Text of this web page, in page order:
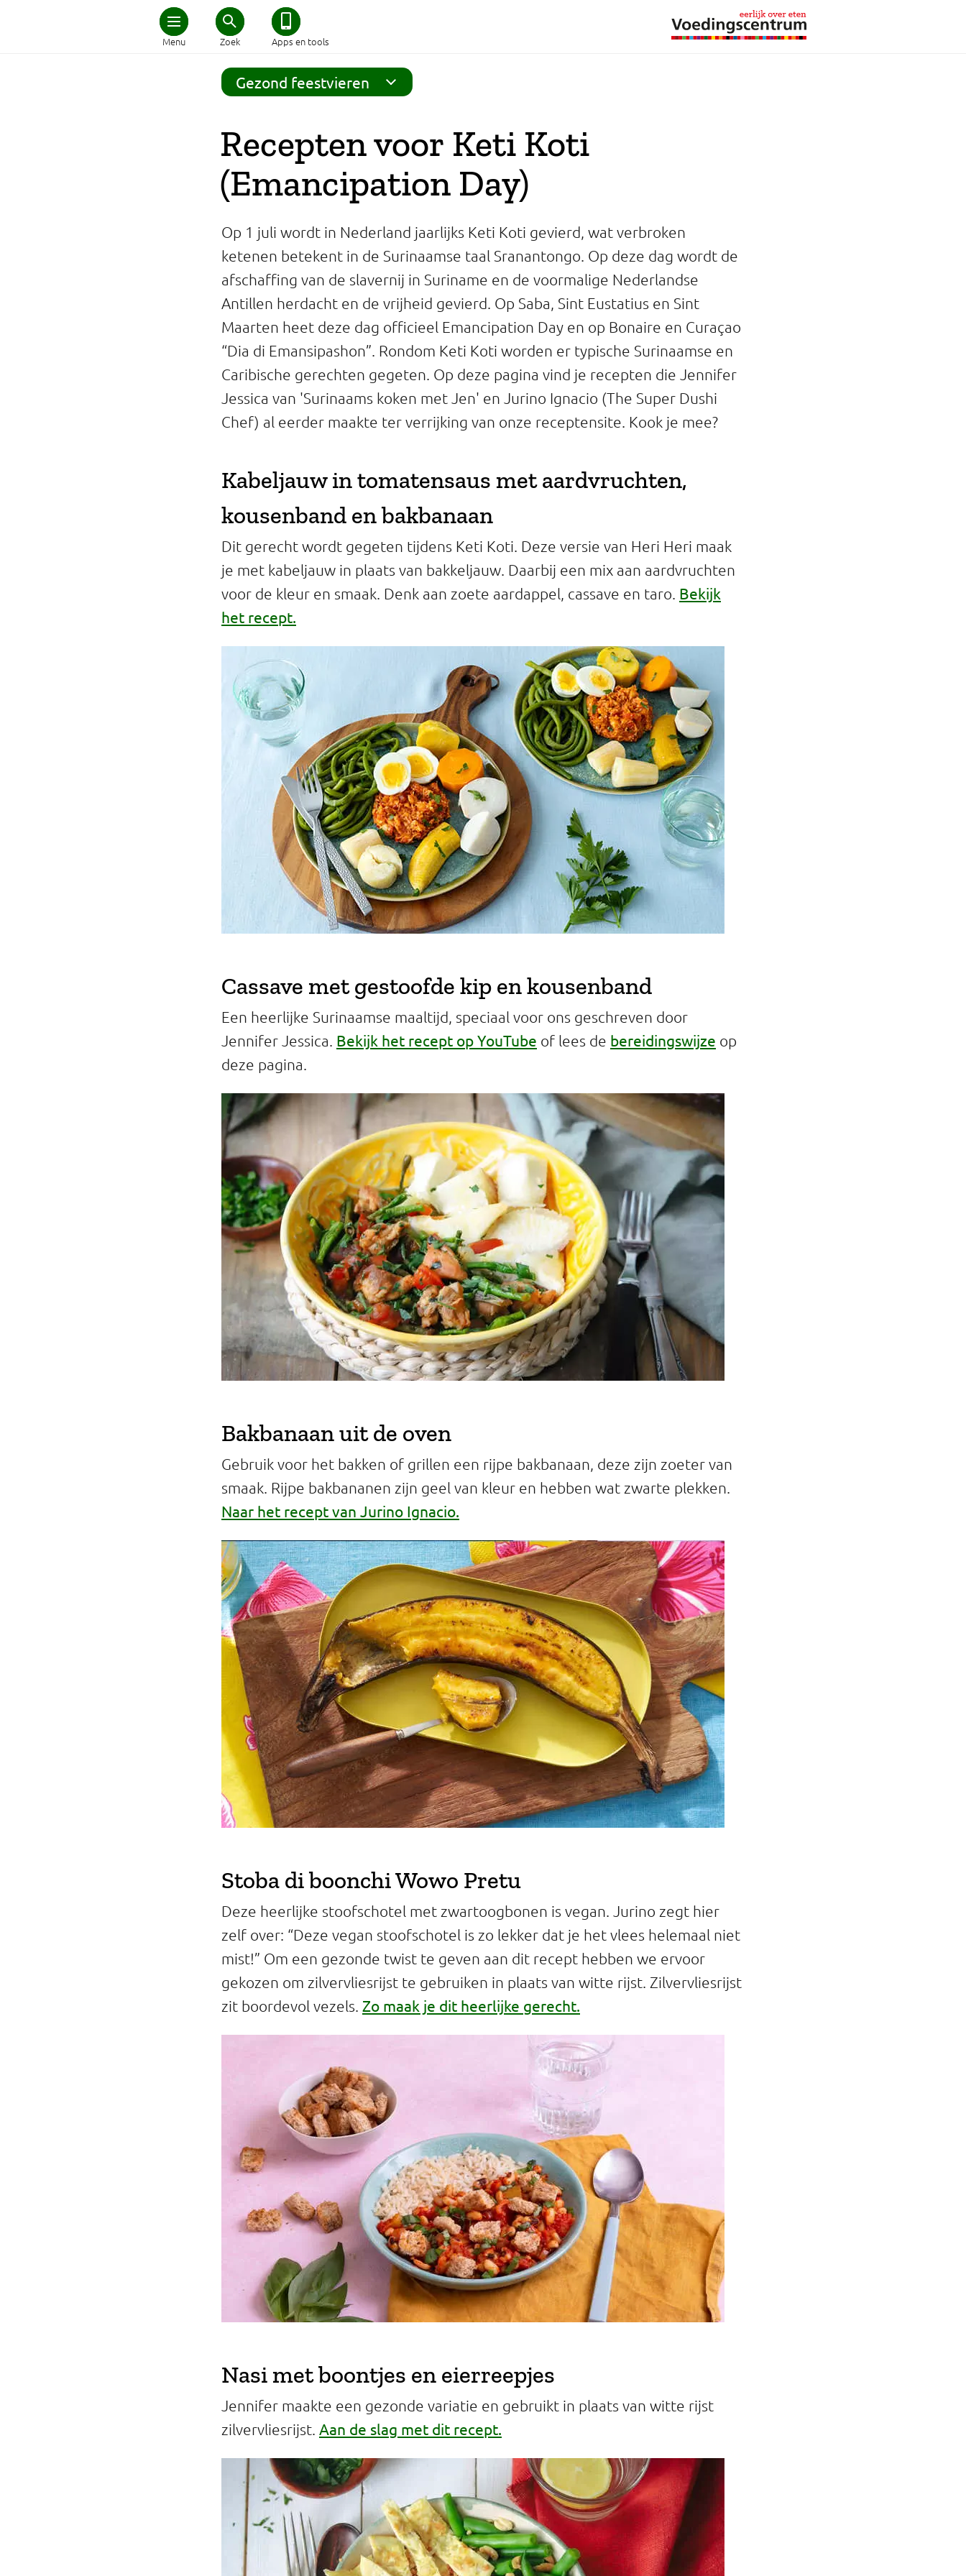
Menu Zoek Apps en tools
Home
Schijf van Vijf
Afvallen
Zwanger en kind
Duurzaam eten
Veilig eten
Professionals
Eetomgevingen
Gezond feestvieren
Recepten voor Keti Koti
(Emancipation Day)
Op 1 juli wordt in Nederland jaarlijks Keti Koti gevierd, wat verbroken
ketenen betekent in de Surinaamse taal Sranantongo. Op deze dag wordt de
afschaffing van de slavernij in Suriname en de voormalige Nederlandse
Antillen herdacht en de vrijheid gevierd. Op Saba, Sint Eustatius en Sint
Maarten heet deze dag officieel Emancipation Day en op Bonaire en Curaçao
“Dia di Emansipashon”. Rondom Keti Koti worden er typische Surinaamse en
Caribische gerechten gegeten. Op deze pagina vind je recepten die Jennifer
Jessica van 'Surinaams koken met Jen' en Jurino Ignacio (The Super Dushi
Chef) al eerder maakte ter verrijking van onze receptensite. Kook je mee?
Kabeljauw in tomatensaus met aardvruchten,
kousenband en bakbanaan
Dit gerecht wordt gegeten tijdens Keti Koti. Deze versie van Heri Heri maak
je met kabeljauw in plaats van bakkeljauw. Daarbij een mix aan aardvruchten
voor de kleur en smaak. Denk aan zoete aardappel, cassave en taro. Bekijk
het recept.
Cassave met gestoofde kip en kousenband
Een heerlijke Surinaamse maaltijd, speciaal voor ons geschreven door
Jennifer Jessica. Bekijk het recept op YouTube of lees de bereidingswijze op
deze pagina.
Bakbanaan uit de oven
Gebruik voor het bakken of grillen een rijpe bakbanaan, deze zijn zoeter van
smaak. Rijpe bakbananen zijn geel van kleur en hebben wat zwarte plekken.
Naar het recept van Jurino Ignacio.
Stoba di boonchi Wowo Pretu
Deze heerlijke stoofschotel met zwartoogbonen is vegan. Jurino zegt hier
zelf over: “Deze vegan stoofschotel is zo lekker dat je het vlees helemaal niet
mist!” Om een gezonde twist te geven aan dit recept hebben we ervoor
gekozen om zilvervliesrijst te gebruiken in plaats van witte rijst. Zilvervliesrijst
zit boordevol vezels. Zo maak je dit heerlijke gerecht.
Nasi met boontjes en eierreepjes
Jennifer maakte een gezonde variatie en gebruikt in plaats van witte rijst
zilvervliesrijst. Aan de slag met dit recept.